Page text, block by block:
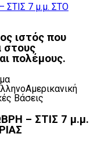
ιστός που
στους
πολέμους.
Βάσεις
– ΣΤΙΣ 7 μ.μ.